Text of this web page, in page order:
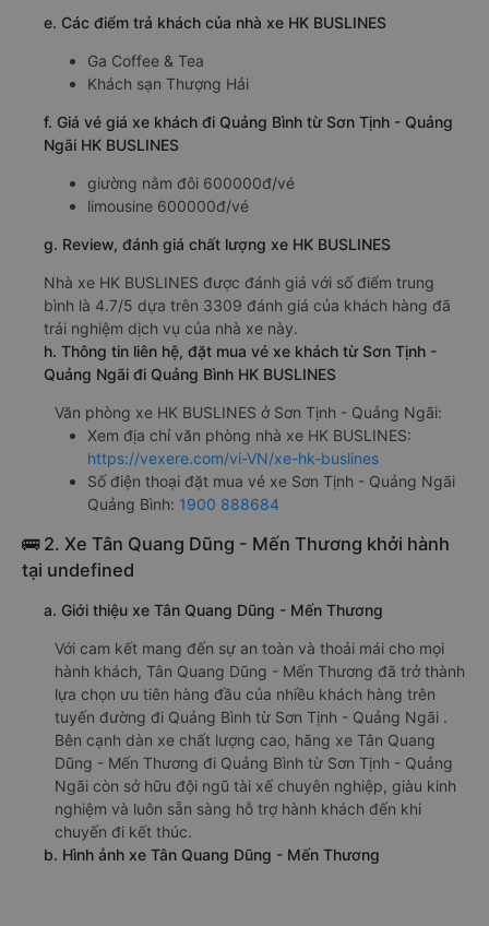
e. Các điểm trả khách của nhà xe HK BUSLINES
Ga Coffee & Tea
Khách sạn Thượng Hải
f. Giá vé giá xe khách đi Quảng Bình từ Sơn Tịnh - Quảng
Ngãi HK BUSLINES
giường nằm đôi 600000đ/vé
limousine 600000đ/vé
g. Review, đánh giá chất lượng xe HK BUSLINES
Nhà xe HK BUSLINES được đánh giá với số điểm trung
bình là 4.7/5 dựa trên 3309 đánh giá của khách hàng đã
trải nghiệm dịch vụ của nhà xe này.
h. Thông tin liên hệ, đặt mua vé xe khách từ Sơn Tịnh -
Quảng Ngãi đi Quảng Bình HK BUSLINES
Văn phòng xe HK BUSLINES ở Sơn Tịnh - Quảng Ngãi:
Xem địa chỉ văn phòng nhà xe HK BUSLINES:
https://vexere.com/vi-VN/xe-hk-buslines
Số điện thoại đặt mua vé xe Sơn Tịnh - Quảng Ngãi
Quảng Bình: 1900 888684
🚌 2. Xe Tân Quang Dũng - Mến Thương khởi hành
tại undefined
a. Giới thiệu xe Tân Quang Dũng - Mến Thương
Với cam kết mang đến sự an toàn và thoải mái cho mọi
hành khách, Tân Quang Dũng - Mến Thương đã trở thành
lựa chọn ưu tiên hàng đầu của nhiều khách hàng trên
tuyến đường đi Quảng Bình từ Sơn Tịnh - Quảng Ngãi .
Bên cạnh dàn xe chất lượng cao, hãng xe Tân Quang
Dũng - Mến Thương đi Quảng Bình từ Sơn Tịnh - Quảng
Ngãi còn sở hữu đội ngũ tài xế chuyên nghiệp, giàu kinh
nghiệm và luôn sẵn sàng hỗ trợ hành khách đến khi
chuyến đi kết thúc.
b. Hình ảnh xe Tân Quang Dũng - Mến Thương